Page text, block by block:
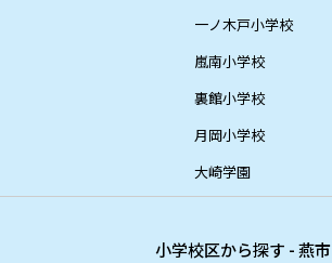
一ノ木戸小学校
嵐南小学校
裏館小学校
月岡小学校
大崎学園
小学校区から探す - 燕市